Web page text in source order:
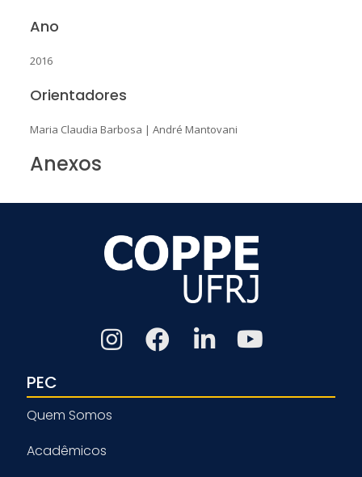
Ano
2016
Orientadores
Maria Claudia Barbosa | André Mantovani
Anexos
PEC
Quem Somos
Acadêmicos